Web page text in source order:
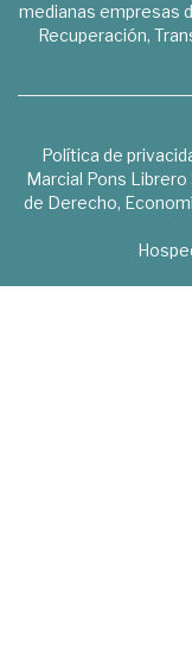
medianas empresas
Recuperación,
Política de
Marcial Pons
de Derecho,